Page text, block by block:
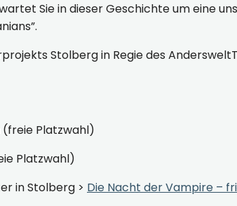
Sie in dieser Geschichte um eine
Stolberg in Regie des
(freie Platzwahl)
Platzwahl)
in Stolberg > Die Nacht der Vampire –